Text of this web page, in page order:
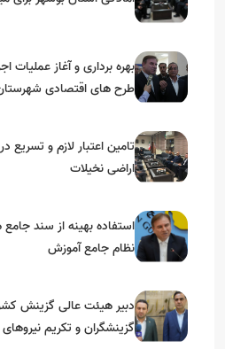
بهره برداری و آغاز عملیات
طرح های اقتصادی
تامین اعتبار لازم و تسریع
اراضی نخیلات
استفاده بهینه از سند
نظام جامع آموزش
دبیر هیئت عالی گزینش
گزینشگران و تکریم